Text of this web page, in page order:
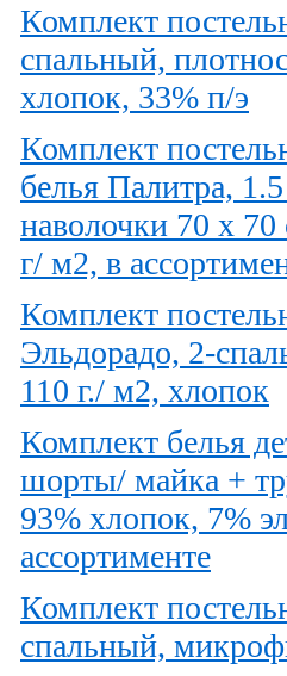
Комплект
спальный,
хлопок, 33% п/э
Комплект
белья Палитра,
наволочки 70 х
г/ м2, в
Комплект
Эльдорадо, 2-
110 г./ м2, хлопок
Комплект белья
шорты/ майка +
93% хлопок, 7%
ассортименте
Комплект
спальный,